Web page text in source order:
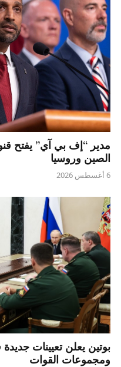
مدير “إف بي آي” يفتح
الصين وروسيا
6 أغسطس 2026
بوتين يعلن تعيينات
ومجموعات القوات